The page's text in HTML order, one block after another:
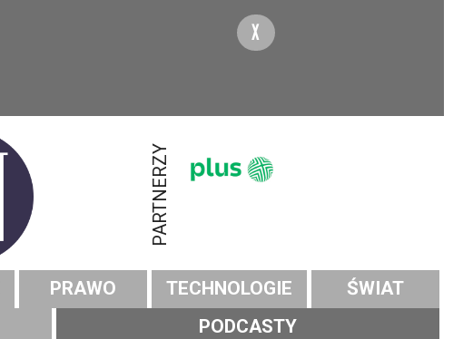
X
PARTNERZY
PRAWO TECHNOLOGIE
ŚWIAT
PODCASTY